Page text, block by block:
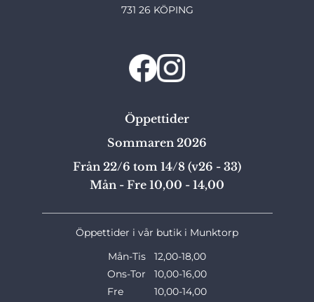
731 26 KÖPING
Öppettider
Sommaren 2026
Från 22/6 tom 14/8 (v26 - 33)
Mån - Fre 10,00 - 14,00
Öppettider i vår butik i Munktorp
Mån-Tis 12,00-18,00
Ons-Tor 10,00-16,00
Fre 10,00-14,00